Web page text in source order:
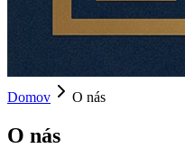
Domov O nás
O nás